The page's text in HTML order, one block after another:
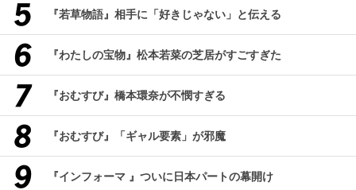
『若草物語』相手に「好きじゃない」と伝える
『わたしの宝物』松本若菜の芝居がすごすぎた
『おむすび』橋本環奈が不憫すぎる
『おむすび』「ギャル要素」が邪魔
『インフォーマ 』ついに日本パートの幕開け